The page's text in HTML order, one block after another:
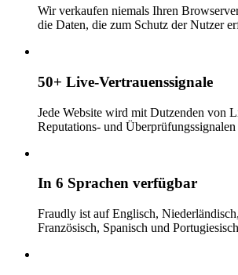
Wir verkaufen niemals Ihren
die Daten, die zum Schutz der Nutzer
50+ Live-Vertrauenssignale
Jede Website wird mit Dutzenden von
Reputations- und Überprüfungssignalen
In 6 Sprachen verfügbar
Fraudly ist auf Englisch,
Französisch, Spanisch und